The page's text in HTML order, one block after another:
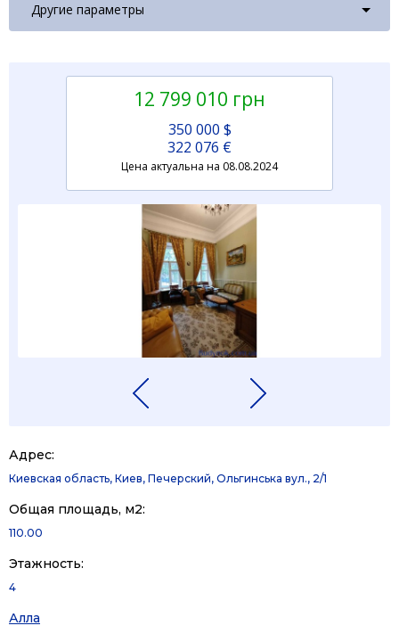
Другие параметры
12 799 010 грн
350 000 $
322 076 €
Цена актуальна на 08.08.2024
Адрес:
Киевская область, Киев, Печерский, Ольгинська вул., 2/1
Общая площадь, м2:
110.00
Этажность:
4
Алла